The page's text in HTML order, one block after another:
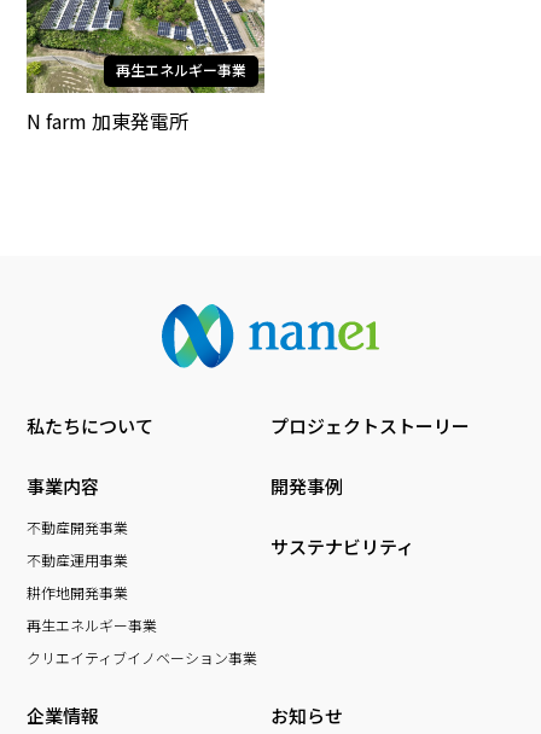
再生エネルギー事業
N farm 加東発電所
私たちについて
事業内容
不動産開発事業
不動産運用事業
耕作地開発事業
再生エネルギー事業
クリエイティブイノベーション事業
プロジェクトストーリー
開発事例
サステナビリティ
企業情報 お知らせ